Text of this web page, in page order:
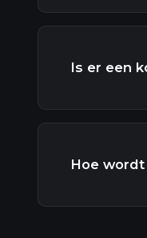
Is er een
Hoe